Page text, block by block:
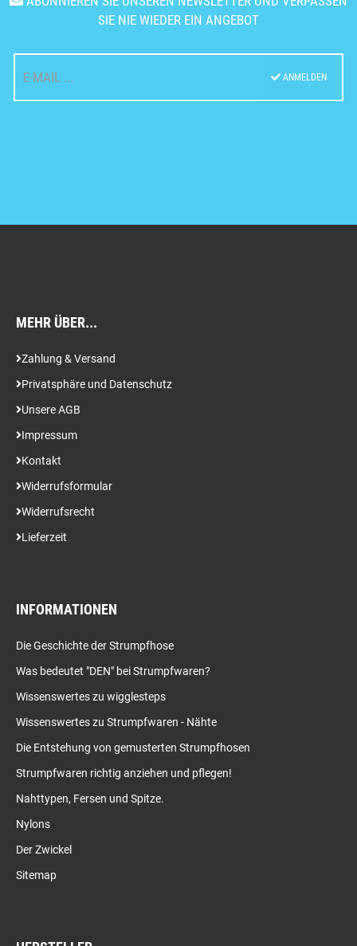
SIE NIE WIEDER EIN ANGEBOT
ANMELDEN
MEHR ÜBER...
Zahlung & Versand
Privatsphäre und Datenschutz
Unsere AGB
Impressum
Kontakt
Widerrufsformular
Widerrufsrecht
Lieferzeit
INFORMATIONEN
Die Geschichte der Strumpfhose
Was bedeutet "DEN" bei Strumpfwaren?
Wissenswertes zu wigglesteps
Wissenswertes zu Strumpfwaren - Nähte
Die Entstehung von gemusterten Strumpfhosen
Strumpfwaren richtig anziehen und pflegen!
Nahttypen, Fersen und Spitze.
Nylons
Der Zwickel
Sitemap